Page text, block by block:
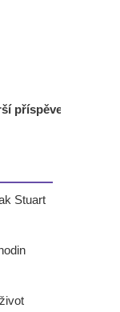
příspěvek
Stuart